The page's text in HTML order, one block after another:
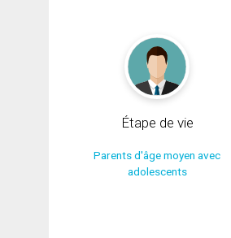
Étape de vie
Parents d'âge moyen avec
adolescents